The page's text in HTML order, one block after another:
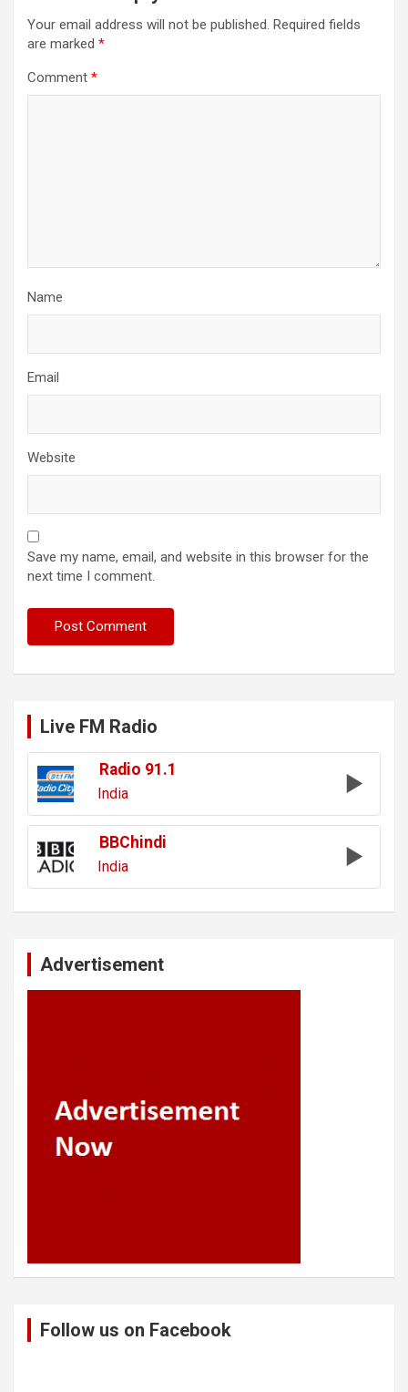
Your email address will not be published. Required fields
are marked *
Comment *
Name
Email
Website
Save my name, email, and website in this browser for the
next time I comment.
Live FM Radio
Radio 91.1
India
BBChindi
India
Advertisement
Follow us on Facebook